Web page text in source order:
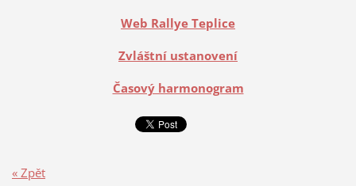
Web Rallye Teplice
Zvláštní ustanovení
Časový harmonogram
« Zpět